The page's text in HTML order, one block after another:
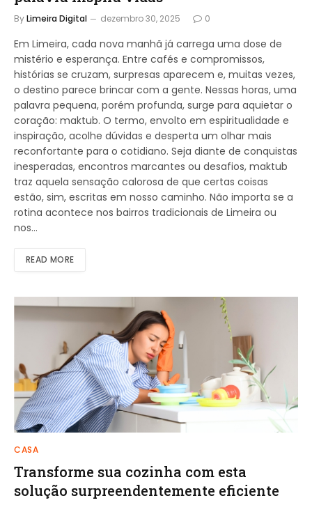
ByLimeira Digital dezembro 30, 2025 0
Em Limeira, cada nova manhã já carrega uma dose de
mistério e esperança. Entre cafés e compromissos,
histórias se cruzam, surpresas aparecem e, muitas vezes,
o destino parece brincar com a gente. Nessas horas, uma
palavra pequena, porém profunda, surge para aquietar o
coração: maktub. O termo, envolto em espiritualidade e
inspiração, acolhe dúvidas e desperta um olhar mais
reconfortante para o cotidiano. Seja diante de conquistas
inesperadas, encontros marcantes ou desafios, maktub
traz aquela sensação calorosa de que certas coisas
estão, sim, escritas em nosso caminho. Não importa se a
rotina acontece nos bairros tradicionais de Limeira ou
nos…
READ MORE
CASA
Transforme sua cozinha com esta
solução surpreendentemente eficiente